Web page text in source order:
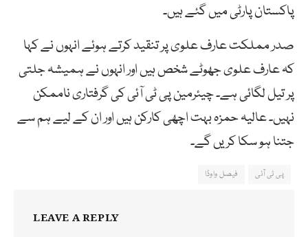
پاکستان پارٹی میں گئے ہیں۔
صدر مملکت عارف علوی پر تنقید کرتے ہوئے انہوں نے کہا
کہ عارف علوی جھوٹے شخص ہیں اور انہوں نے ہمیشہ جلتی
پر تیل لگائی ہے۔ چیئرمین پی ٹی آئی کی گرفتاری ناممکن
نہیں۔ عالیہ حمزہ بہت اچھی کارکن ہیں اور ان کے لیے ہم سے
جتنا ہو سکا کریں گے۔
پی ٹی آئی فیصل واوڈا
LEAVE A REPLY